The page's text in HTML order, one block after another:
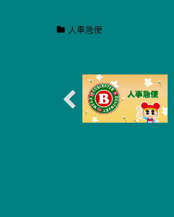
人事急便